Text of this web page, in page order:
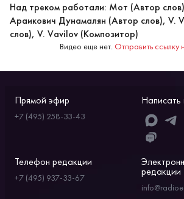
Над треком работали: Мот (Автор
Араикович Дунамалян (Автор слов), V.
слов), V. Vavilov (Композитор)
Видео еще нет. Отправить ссылку
Прямой эфир
+7 (495) 258-33-43
Написать
Телефон редакции
+7 (495) 937-33-67 редакции